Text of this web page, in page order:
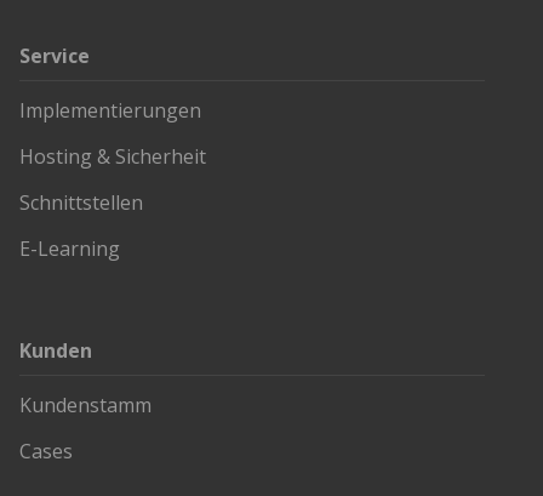
Service
Implementierungen
Hosting & Sicherheit
Schnittstellen
E-Learning
Kunden
Kundenstamm
Cases